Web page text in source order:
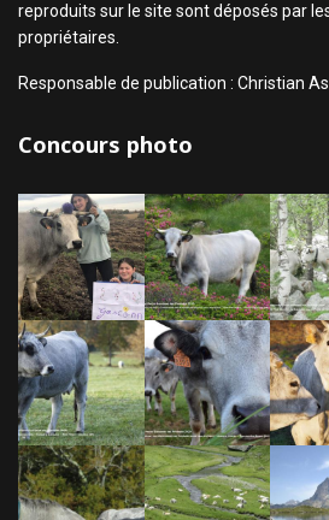
reproduits sur le site sont déposés par
propriétaires.
Responsable de publication : Christian
Concours photo